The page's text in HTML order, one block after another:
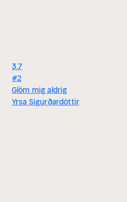
3.7
#2
Glöm mig aldrig
Yrsa Sigurðardóttir